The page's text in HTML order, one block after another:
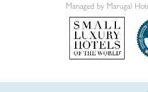
Managed by Marugal